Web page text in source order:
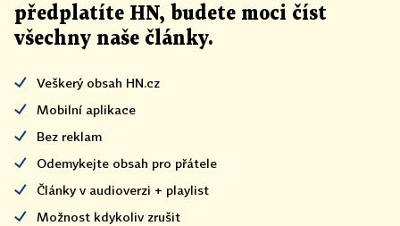
předplatíte HN, budete moci číst
všechny naše články.
Veškerý obsah HN.cz
Mobilní aplikace
Bez reklam
Odemykejte obsah pro přátele
Články v audioverzi + playlist
Možnost kdykoliv zrušit